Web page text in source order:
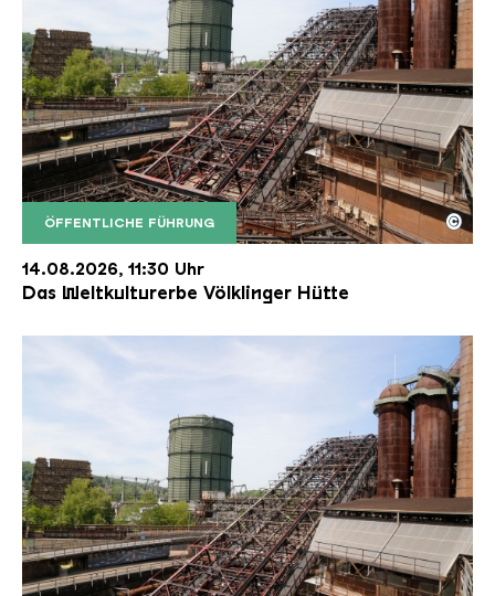
ÖFFENTLICHE FÜHRUNG
Der Erzschrägaufzug der Völklinger Hütte mit
Copyright: Weltkulturerbe Völklinger Hütte | Karl
©
14.08.2026, 11:30 Uhr
Das Weltkulturerbe Völklinger Hütte